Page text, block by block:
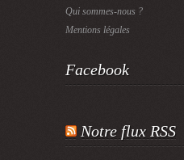
Qui sommes-nous ?
Mentions légales
Facebook
Notre flux RSS